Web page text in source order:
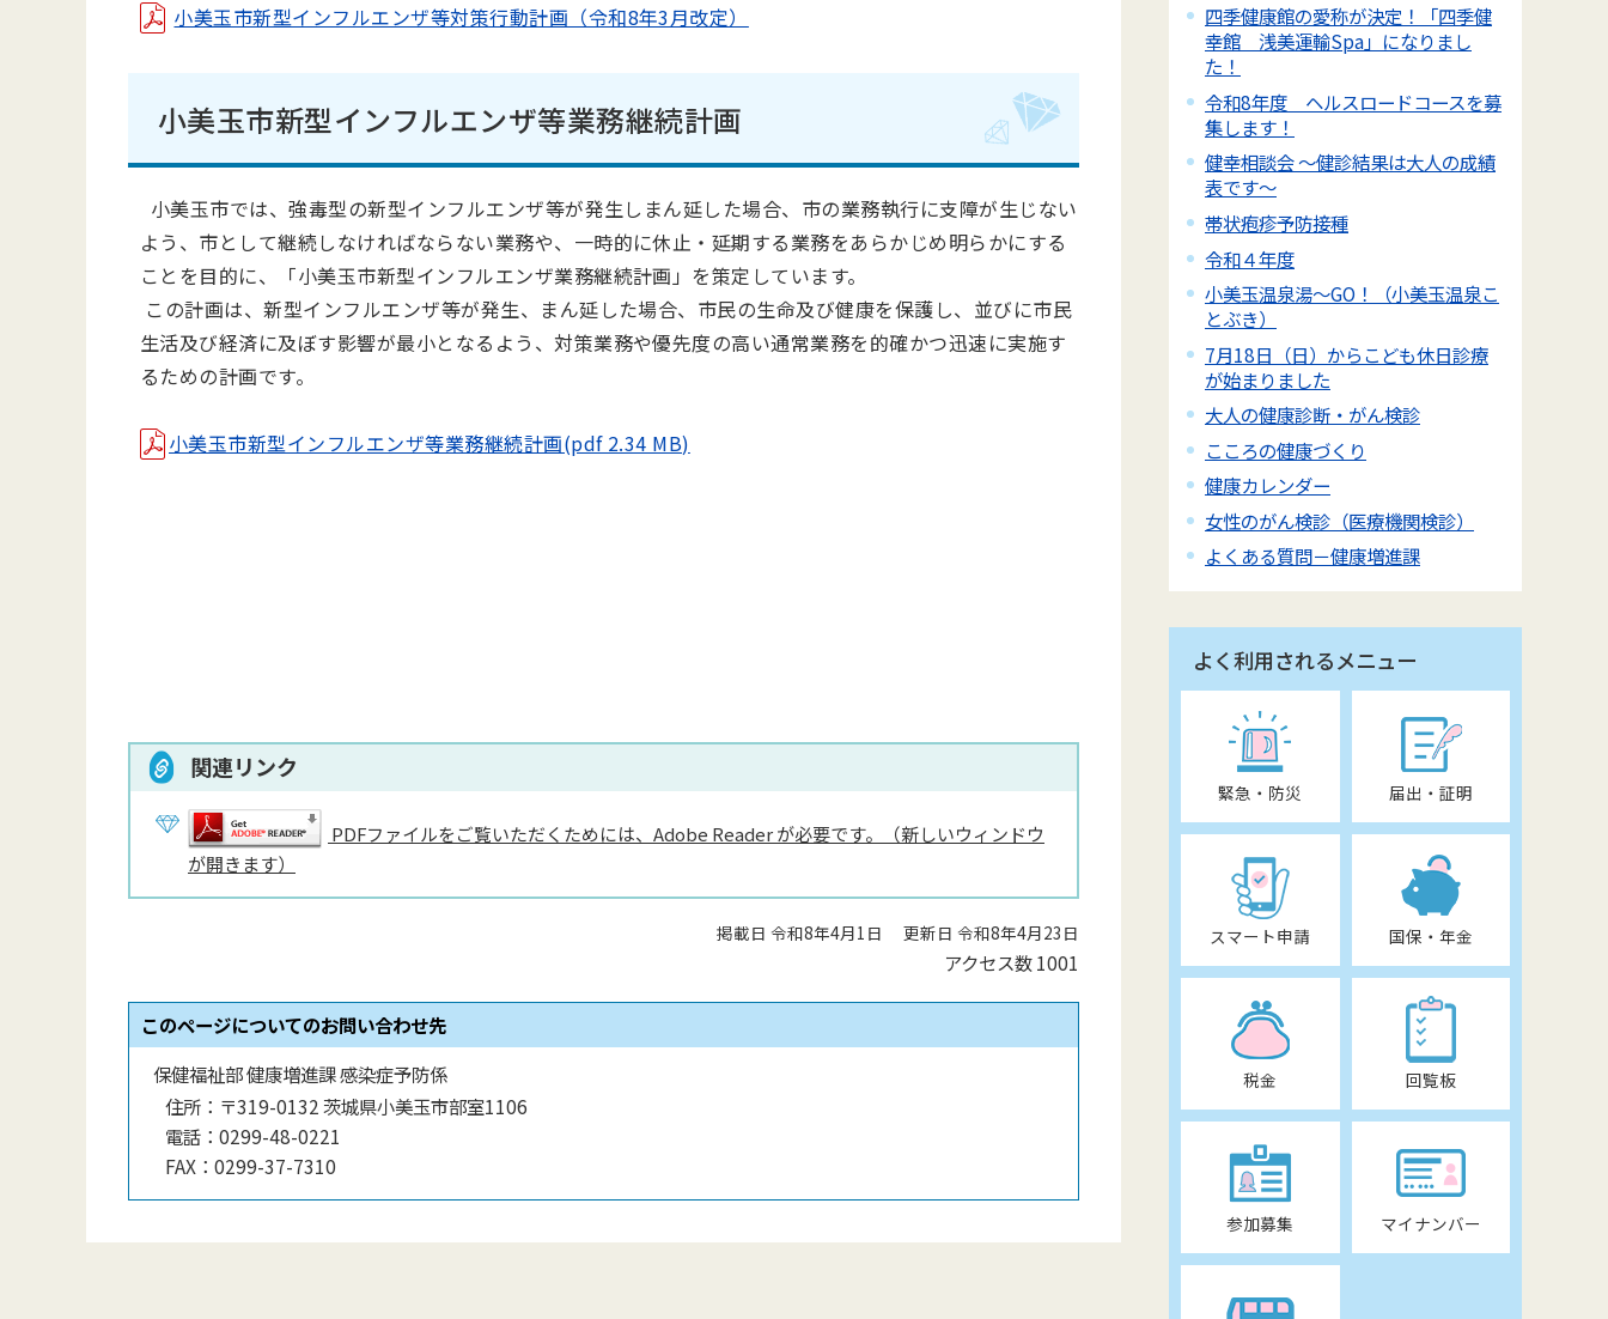
小美玉市新型インフルエンザ等対策行動計画（令和8年3月改定）
小美玉市新型インフルエンザ等業務継続計画
小美玉市では、強毒型の新型インフルエンザ等が発生しまん延した場合、市の業務執行に支障が生じない
よう、市として継続しなければならない業務や、一時的に休止・延期する業務をあらかじめ明らかにする
ことを目的に、「小美玉市新型インフルエンザ業務継続計画」を策定しています。
この計画は、新型インフルエンザ等が発生、まん延した場合、市民の生命及び健康を保護し、並びに市民
生活及び経済に及ぼす影響が最小となるよう、対策業務や優先度の高い通常業務を的確かつ迅速に実施す
るための計画です。
小美玉市新型インフルエンザ等業務継続計画(pdf 2.34 MB)
関連リンク
PDFファイルをご覧いただくためには、Adobe Reader が必要です。（新しいウィンドウ
が開きます）
掲載日 令和8年4月1日 更新日 令和8年4月23日
アクセス数1001
このページについてのお問い合わせ先
保健福祉部 健康増進課 感染症予防係
住所： 〒319-0132 茨城県小美玉市部室1106
電話： 0299-48-0221
FAX： 0299-37-7310
四季健康館の愛称が決定！「四季健
幸館 浅美運輸Spa」になりまし
た！
令和8年度 ヘルスロードコースを募
集します！
健幸相談会 ～健診結果は大人の成績
表です～
帯状疱疹予防接種
令和４年度
小美玉温泉湯～GO！（小美玉温泉こ
とぶき）
7月18日（日）からこども休日診療
が始まりました
大人の健康診断・がん検診
こころの健康づくり
健康カレンダー
女性のがん検診（医療機関検診）
よくある質問－健康増進課
よく利用されるメニュー
緊急・防災 届出・証明
スマート申請 国保・年金
税金 回覧板
参加募集 マイナンバー